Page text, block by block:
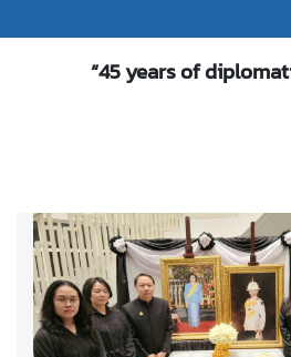
“45 years of diplomatic